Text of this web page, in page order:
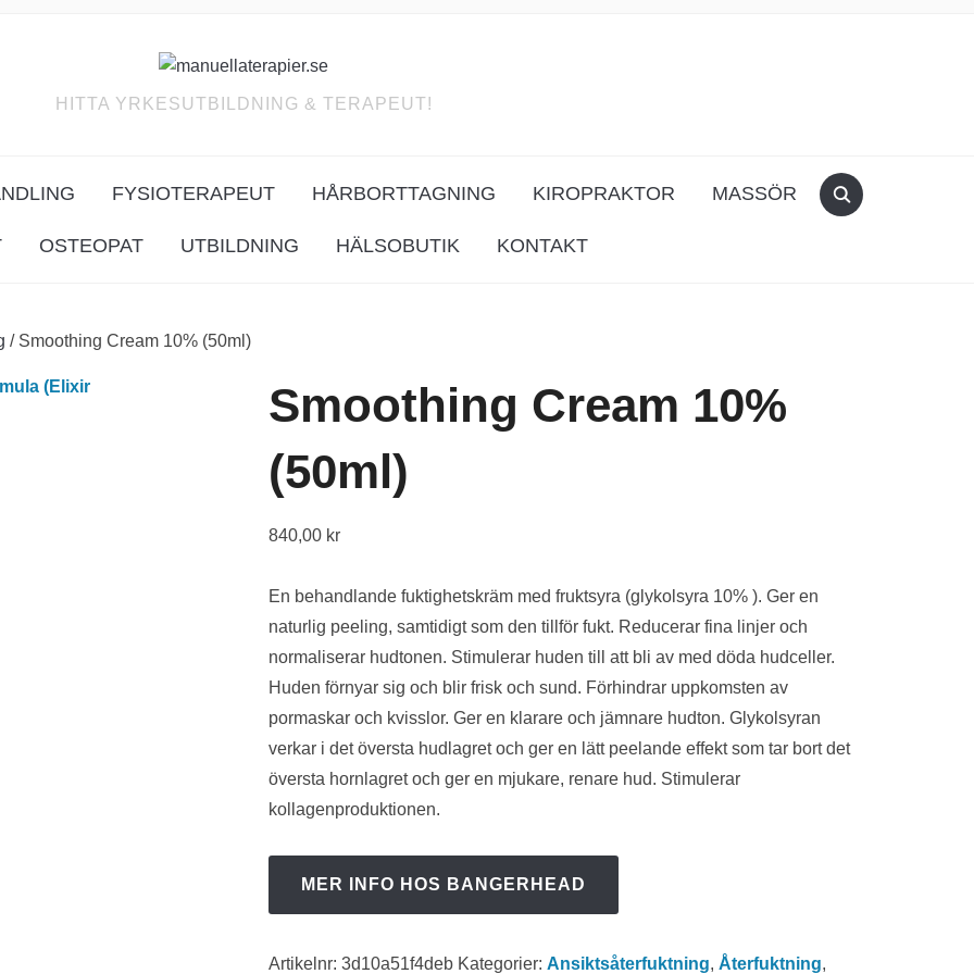
HITTA YRKESUTBILDNING & TERAPEUT!
FYSIOTERAPEUT HÅRBORTTAGNING KIROPRAKTOR MASSÖR
OSTEOPAT UTBILDNING HÄLSOBUTIK KONTAKT
/ Smoothing Cream 10% (50ml)
Smoothing Cream 10%
(50ml)
840,00 kr
En behandlande fuktighetskräm med fruktsyra (glykolsyra 10% ). Ger en
naturlig peeling, samtidigt som den tillför fukt. Reducerar fina linjer och
normaliserar hudtonen. Stimulerar huden till att bli av med döda hudceller.
Huden förnyar sig och blir frisk och sund. Förhindrar uppkomsten av
pormaskar och kvisslor. Ger en klarare och jämnare hudton. Glykolsyran
verkar i det översta hudlagret och ger en lätt peelande effekt som tar bort det
översta hornlagret och ger en mjukare, renare hud. Stimulerar
kollagenproduktionen.
MER INFO HOS BANGERHEAD
Artikelnr: 3d10a51f4deb Kategorier: Ansiktsåterfuktning, Återfuktning,